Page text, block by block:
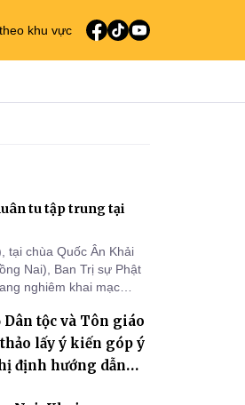
khu vực
tu tập trung tại
tại chùa Quốc Ân Khải
Nai), Ban Trị sự Phật
nghiêm khai mạc
giả an cư tại chỗ khu vực
Ân Khải Tường.
Dân tộc và Tôn giáo
lấy ý kiến góp ý
định hướng dẫn